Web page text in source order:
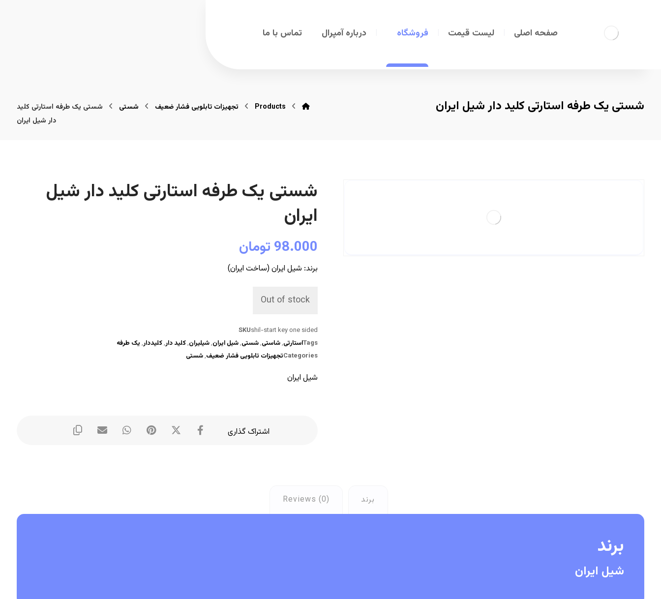
صفحه اصلی لیست قیمت فروشگاه درباره آمپرال تماس با ما
شستی یک طرفه استارتی کلید دار شیل ایران Products تجهیزات تابلویی فشار ضعیف شستی
شستی یک طرفه استارتی کلید
دار شیل ایران
شستی یک طرفه استارتی کلید دار شیل
ایران
98.000 تومان
برند: شیل ایران(ساخت ایران)
Out of stock
SKUshil-start key one sided
Tagsاستارتی,شاستی,شستی,شیل ایران,شیلیران,کلید دار,کلیددار, یک طرفه
Categoriesتجهیزات تابلویی فشار ضعیف,شستی
شیل ایران
برند Reviews (0)
برند
شیل ایران